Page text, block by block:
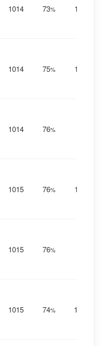
1014 73% 18
1014 75% 18
1014 76%
1015 76% 16
1015 76%
1015 74% 13